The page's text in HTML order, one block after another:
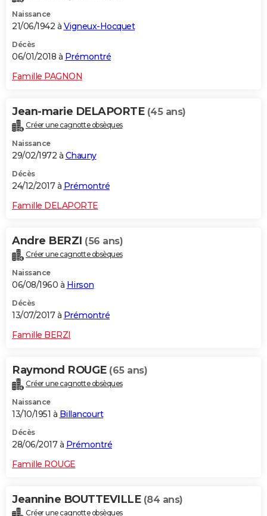
Naissance
21/06/1942 à Vigneux-Hocquet
Décès
06/01/2018 à Prémontré
Famille PAGNON
Jean-marie DELAPORTE (45 ans)
Créer une cagnotte obsèques
Naissance
29/02/1972 à Chauny
Décès
24/12/2017 à Prémontré
Famille DELAPORTE
Andre BERZI (56 ans)
Créer une cagnotte obsèques
Naissance
06/08/1960 à Hirson
Décès
13/07/2017 à Prémontré
Famille BERZI
Raymond ROUGE (65 ans)
Créer une cagnotte obsèques
Naissance
13/10/1951 à Billancourt
Décès
28/06/2017 à Prémontré
Famille ROUGE
Jeannine BOUTTEVILLE (84 ans)
Créer une cagnotte obsèques